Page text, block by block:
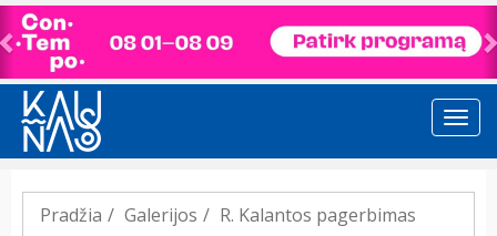
Previous
Pradžia Galerijos R. Kalantos pagerbimas